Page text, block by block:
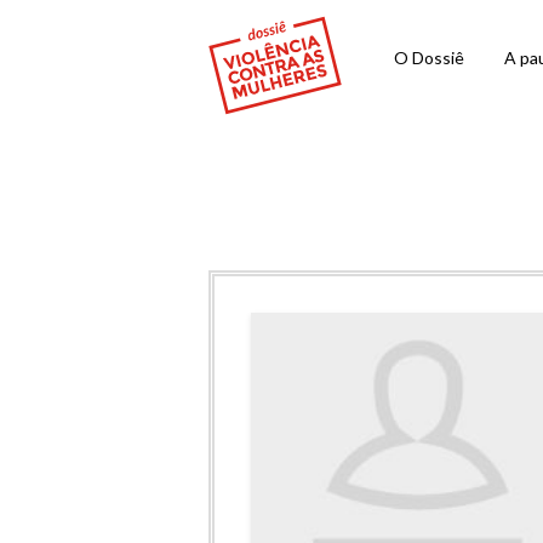
O Dossiê A